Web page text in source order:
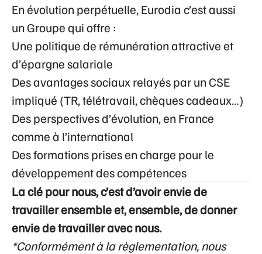
En évolution perpétuelle, Eurodia c’est aussi
un Groupe qui offre :
Une politique de rémunération attractive et
d’épargne salariale
Des avantages sociaux relayés par un CSE
impliqué (TR, télétravail, chèques cadeaux…)
Des perspectives d’évolution, en France
comme à l’international
Des formations prises en charge pour le
développement des compétences
La clé pour nous, c’est d’avoir envie de
travailler ensemble et, ensemble, de donner
envie de travailler avec nous.
*Conformément à la règlementation, nous